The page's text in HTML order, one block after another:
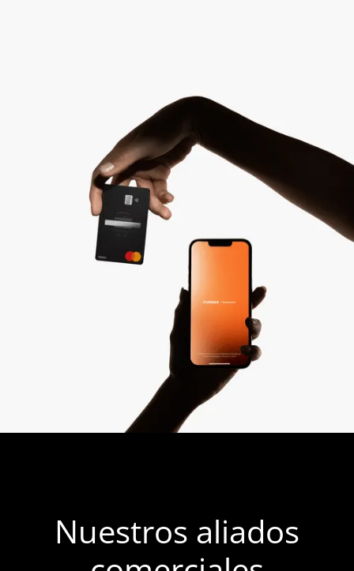
Nuestros aliados